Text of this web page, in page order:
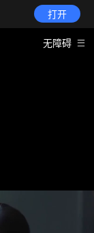
打开
无障碍